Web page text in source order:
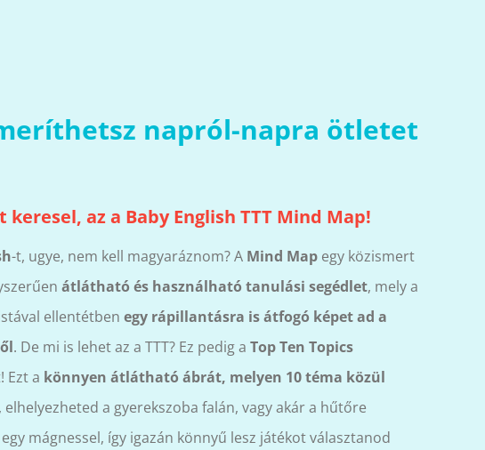
napról-napra ötletet
keresel, az a Baby English TTT Mind Map!
-t, ugye, nem kell magyaráznom? A Mind Map egy közismert
átlátható és használható tanulási segédlet, mely a
ellentétben egy rápillantásra is átfogó képet ad a
. De mi is lehet az a TTT? Ez pedig a Top Ten Topics
Ezt a könnyen átlátható ábrát, melyen 10 téma közül
, elhelyezheted a gyerekszoba falán, vagy akár a hűtőre
mágnessel, így igazán könnyű lesz játékot választanod